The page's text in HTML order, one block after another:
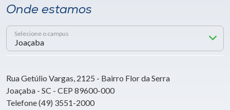
Onde estamos
Selecione o campus
Rua Getúlio Vargas, 2125 - Bairro Flor da Serra
Joaçaba - SC - CEP 89600-000
Telefone (49) 3551-2000